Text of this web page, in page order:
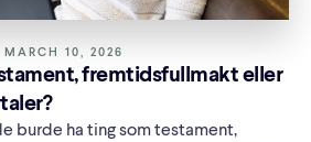
MARCH 10, 2026
fremtidsfullmakt eller
burde ha ting som testament,